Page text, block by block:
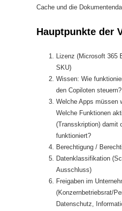
Cache und die
Hauptpunkte der
Lizenz (Microsoft 365
SKU)
Wissen: Wie
den Copiloten steuern?
Welche Apps müssen
Welche Funktionen
(Transskription) damit
funktioniert?
Berechtigung /
Datenklassifikation
Ausschluss)
Freigaben im
(Konzernbetriebsrat/
Datenschutz,